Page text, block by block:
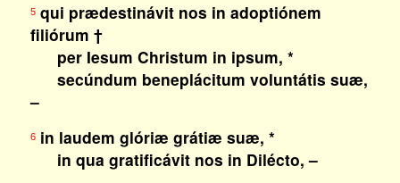
5qui prædestinávit nos in adoptiónem
filiórum †
per Iesum Christum in ipsum, *
secúndum beneplácitum voluntátis suæ,
–
6in laudem glóriæ grátiæ suæ, *
in qua gratificávit nos in Dilécto, –